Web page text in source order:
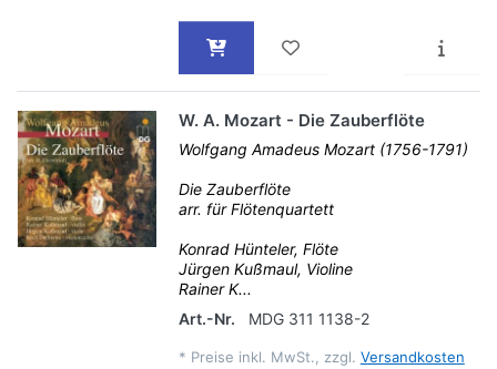
W. A. Mozart - Die Zauberflöte
Wolfgang Amadeus Mozart (1756-1791)
Die Zauberflöte
arr. für Flötenquartett
Konrad Hünteler, Flöte
Jürgen Kußmaul, Violine
Rainer K...
Art.-Nr.
MDG 311 1138-2
* Preise inkl. MwSt., zzgl. Versandkosten